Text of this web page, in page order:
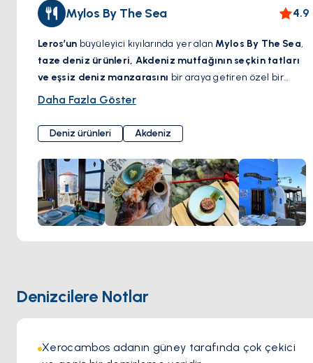
Mylos By The Sea 4.9
Leros’un büyüleyici kıyılarında yer alan Mylos By The Sea,
taze deniz ürünleri, Akdeniz mutfağının seçkin tatları
ve eşsiz deniz manzarasını bir araya getiren özel bir
restoran. Özenle restore edilmiş tarihi bir yel
Yunan misafirperverliğini modern bir zarafetle harmanlıyor.
Yerel malzemelerle hazırlanan nefis yemekler
seçilmiş şaraplarla eşleştirilerek sunuluyor.Dalgaların
eşliğinde keyifli bir öğle yemeğiveyayıldızlar altında
romantik bir akşam yemeğiiçinMylos By The Sea, Ege
kıyılarında unutulmaz bir gastronomi deneyimi sunuyor.
Daha Fazla Göster
Deniz ürünleri Akdeniz
Denizcilere Notlar
Xerocambos adanın güney tarafında çok çekici